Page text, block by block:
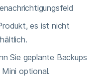
es ist nicht
Sie geplante Backups
optional.